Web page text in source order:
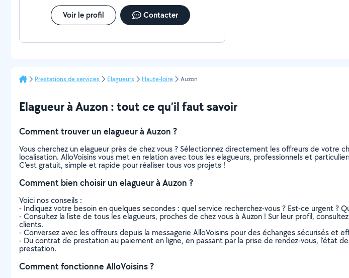
Voir le profil Contacter
Prestations de services Elagueurs Haute-loire Auzon
Elagueur à Auzon : tout ce qu’il faut savoir
Comment trouver un elagueur à Auzon ?
Vous cherchez un elagueur près de chez vous ? Sélectionnez directement les offreurs de
localisation. AlloVoisins vous met en relation avec tous les elagueurs, professionnels et
C’est gratuit, simple et rapide pour réaliser tous vos projets !
Comment bien choisir un elagueur à Auzon ?
Voici nos conseils :
- Indiquez votre besoin en quelques secondes : quel service recherchez-vous ? Est-ce urgent ?
- Consultez la liste de tous les elagueurs, proches de chez vous à Auzon ! Sur leur profil,
clients.
- Conversez avec les offreurs depuis la messagerie AlloVoisins pour des échanges sécurisés et
- Du contrat de prestation au paiement en ligne, en passant par la prise de rendez-vous, l’état
prestation.
Comment fonctionne AlloVoisins ?